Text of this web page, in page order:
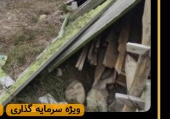
ویژه سرمایه گذاری